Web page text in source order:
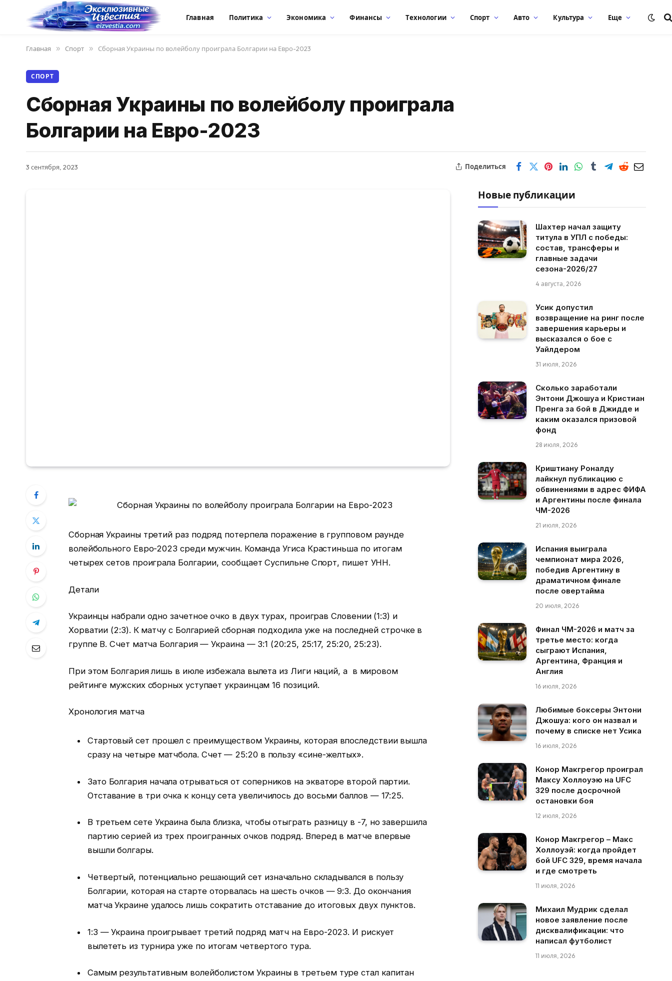
Главная Политика Экономика Финансы Технологии Спорт Авто Культура Еще
Главная » Спорт » Сборная Украины по волейболу проиграла Болгарии на Евро-2023
СПОРТ
Сборная Украины по волейболу проиграла
Болгарии на Евро-2023
3 сентября, 2023 Поделиться
Сборная Украины третий раз подряд потерпела поражение в групповом раунде
волейбольного Евро-2023 среди мужчин. Команда Угиса Крастиньша по итогам
четырех сетов проиграла Болгарии, сообщает Суспильне Спорт, пишет УНН.
Детали
Украинцы набрали одно зачетное очко в двух турах, проиграв Словении (1:3) и
Хорватии (2:3). К матчу с Болгарией сборная подходила уже на последней строчке в
группе В. Счет матча Болгария — Украина — 3:1 (20:25, 25:17, 25:20, 25:23).
При этом Болгария лишь в июле избежала вылета из Лиги наций, а в мировом
рейтинге мужских сборных уступает украинцам 16 позиций.
Хронология матча
Стартовый сет прошел с преимуществом Украины, которая впоследствии вышла
сразу на четыре матчбола. Счет — 25:20 в пользу «сине-желтых».
Зато Болгария начала отрываться от соперников на экваторе второй партии.
Отставание в три очка к концу сета увеличилось до восьми баллов — 17:25.
В третьем сете Украина была близка, чтобы отыграть разницу в -7, но завершила
партию серией из трех проигранных очков подряд. Вперед в матче впервые
вышли болгары.
Четвертый, потенциально решающий сет изначально складывался в пользу
Болгарии, которая на старте оторвалась на шесть очков — 9:3. До окончания
матча Украине удалось лишь сократить отставание до итоговых двух пунктов.
1:3 — Украина проигрывает третий подряд матч на Евро-2023. И рискует
вылететь из турнира уже по итогам четвертого тура.
Самым результативным волейболистом Украины в третьем туре стал капитан
Новые публикации
Шахтер начал защиту
титула в УПЛ с победы:
состав, трансферы и
главные задачи
сезона-2026/27
4 августа, 2026
Усик допустил
возвращение на ринг после
завершения карьеры и
высказался о бое с
Уайлдером
31 июля, 2026
Сколько заработали
Энтони Джошуа и Кристиан
Пренга за бой в Джидде и
каким оказался призовой
фонд
28 июля, 2026
Криштиану Роналду
лайкнул публикацию с
обвинениями в адрес ФИФА
и Аргентины после финала
ЧМ-2026
21 июля, 2026
Испания выиграла
чемпионат мира 2026,
победив Аргентину в
драматичном финале
после овертайма
20 июля, 2026
Финал ЧМ-2026 и матч за
третье место: когда
сыграют Испания,
Аргентина, Франция и
Англия
16 июля, 2026
Любимые боксеры Энтони
Джошуа: кого он назвал и
почему в списке нет Усика
16 июля, 2026
Конор Макгрегор проиграл
Максу Холлоуэю на UFC
329 после досрочной
остановки боя
12 июля, 2026
Конор Макгрегор – Макс
Холлоуэй: когда пройдет
бой UFC 329, время начала
и где смотреть
11 июля, 2026
Михаил Мудрик сделал
новое заявление после
дисквалификации: что
написал футболист
11 июля, 2026